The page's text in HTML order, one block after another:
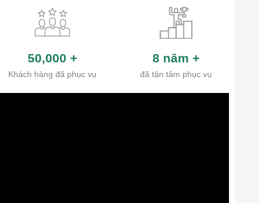
50,000 +
Khách hàng đã phục vụ
8 năm +
đã tận tâm phục vụ